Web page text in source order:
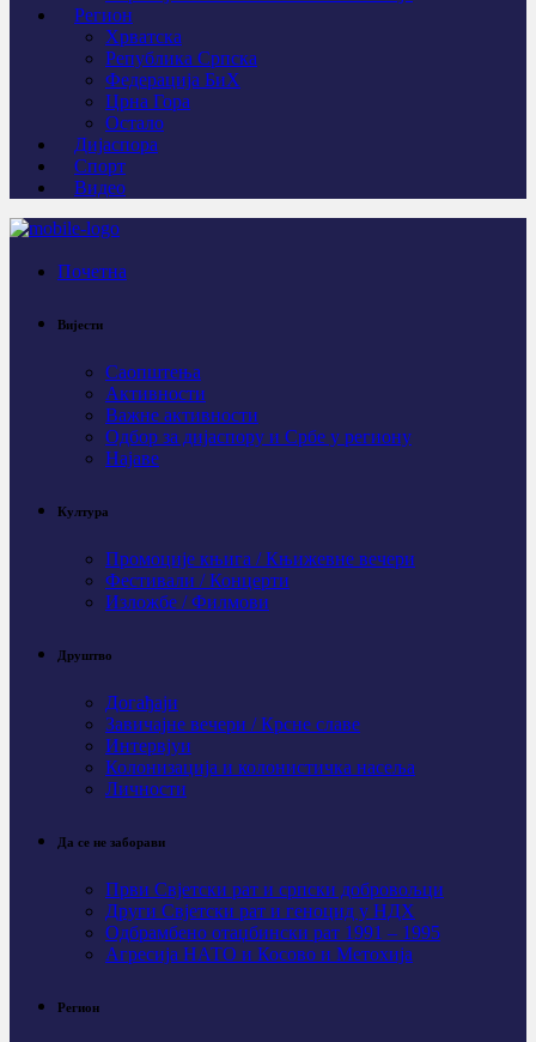
Регион
Хрватска
Република Српска
Федерација БиХ
Црна Гора
Остало
Дијаспора
Спорт
Видео
Почетна
Вијести
Саопштења
Активности
Важне активности
Одбор за дијаспору и Србе у региону
Најаве
Култура
Промоције књига / Књижевне вечери
Фестивали / Концерти
Изложбе / Филмови
Друштво
Догађаји
Завичајне вечери / Крсне славе
Интервјуи
Колонизација и колонистичка насеља
Личности
Да се не заборави
Први Свјeтски рат и српски добровољци
Други Свјетски рат и геноцид у НДХ
Одбрамбено отаџбински рат 1991 – 1995
Агресија НАТО и Косово и Метохија
Регион